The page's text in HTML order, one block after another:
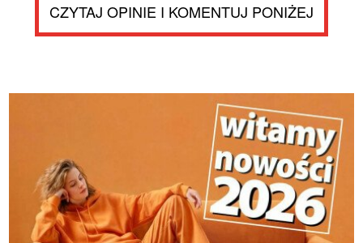
CZYTAJ OPINIE I KOMENTUJ PONIŻEJ